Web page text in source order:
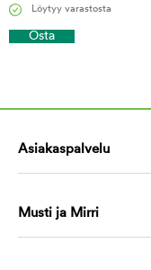
Löytyy varastosta
Osta
Asiakaspalvelu
Musti ja Mirri